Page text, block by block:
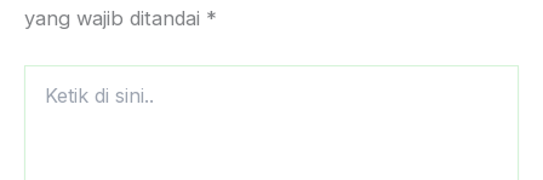
yang wajib ditandai *